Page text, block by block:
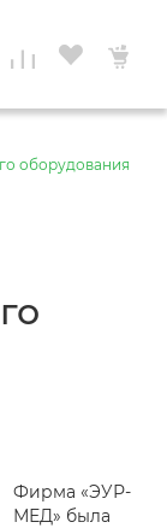
оборудования
Фирма «ЭУР-
МЕД» была